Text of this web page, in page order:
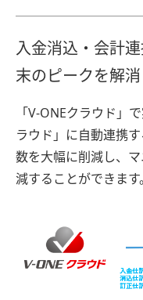
入金消込・会計
末のピークを解消
「V-ONEクラウド」
ラウド」に自動連携
数を大幅に削減し、
減することができます